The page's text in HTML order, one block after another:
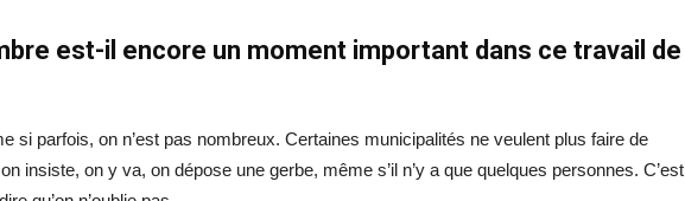
est-il encore un moment important dans ce travail de
si parfois, on n’est pas nombreux. Certaines municipalités ne veulent plus faire de
insiste, on y va, on dépose une gerbe, même s’il n’y a que quelques personnes. C’est